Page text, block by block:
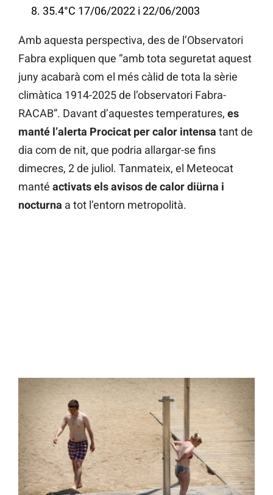
35.4°C 17/06/2022 i 22/06/2003
Amb aquesta perspectiva, des de l’Observatori
Fabra expliquen que “amb tota seguretat aquest
juny acabarà com el més càlid de tota la sèrie
climàtica 1914-2025 de l’observatori Fabra-
RACAB”. Davant d’aquestes temperatures, es
manté l’alerta Procicat per calor intensa tant de
dia com de nit, que podria allargar-se fins
dimecres, 2 de juliol. Tanmateix, el Meteocat
manté activats els avisos de calor diürna i
nocturna a tot l’entorn metropolità.